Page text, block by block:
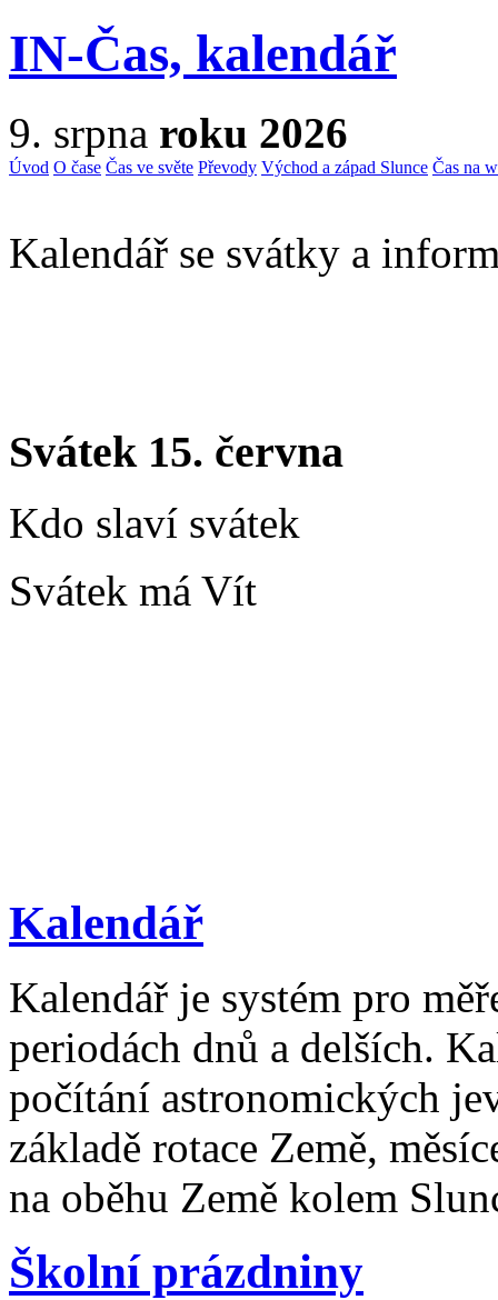
IN-Čas, kalendář
9. srpna roku 2026
Úvod O čase Čas ve světe Převody Východ a západ Slunce Čas na
Kalendář se svátky a
Svátek 15. června
Kdo slaví svátek
Svátek má Vít
Kalendář
Kalendář je systém pro
periodách dnů a delších.
počítání astronomických
základě rotace Země,
na oběhu Země kolem
Školní prázdniny